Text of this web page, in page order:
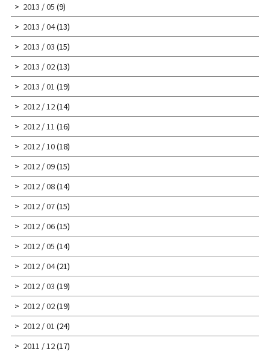
2013 / 05 (9)
2013 / 04(13)
2013 / 03 (15)
2013 / 02(13)
2013 / 01 (19)
2012 / 12(14)
2012 / 11 (16)
2012 / 10(18)
2012 / 09(15)
2012 / 08(14)
2012 / 07(15)
2012 / 06(15)
2012 / 05 (14)
2012 / 04(21)
2012 / 03 (19)
2012 / 02(19)
2012 / 01 (24)
2011 / 12(17)